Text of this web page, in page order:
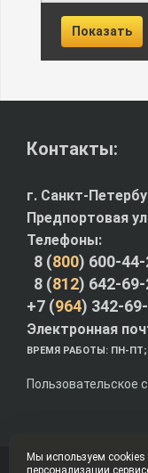
Контакты:
г. Санкт-
Предпортовая
Телефоны:
8 (800) 600-
8 (812) 642-
+7 (964) 342-
Электронная
ВРЕМЯ РАБОТЫ: ПН-ПТ;
Пользовательское
Мы используем cookies
персонализации